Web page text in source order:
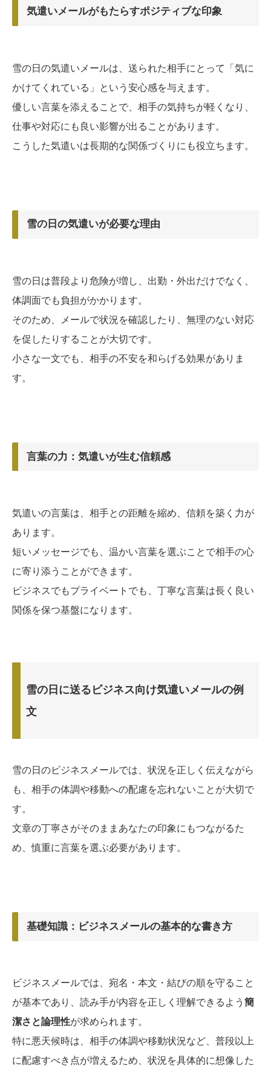
気遣いメールがもたらすポジティブな印象
雪の日の気遣いメールは、送られた相手にとって「気に
かけてくれている」という安心感を与えます。
優しい言葉を添えることで、相手の気持ちが軽くなり、
仕事や対応にも良い影響が出ることがあります。
こうした気遣いは長期的な関係づくりにも役立ちます。
雪の日の気遣いが必要な理由
雪の日は普段より危険が増し、出勤・外出だけでなく、
体調面でも負担がかかります。
そのため、メールで状況を確認したり、無理のない対応
を促したりすることが大切です。
小さな一文でも、相手の不安を和らげる効果がありま
す。
言葉の力：気遣いが生む信頼感
気遣いの言葉は、相手との距離を縮め、信頼を築く力が
あります。
短いメッセージでも、温かい言葉を選ぶことで相手の心
に寄り添うことができます。
ビジネスでもプライベートでも、丁寧な言葉は長く良い
関係を保つ基盤になります。
雪の日に送るビジネス向け気遣いメールの例
文
雪の日のビジネスメールでは、状況を正しく伝えながら
も、相手の体調や移動への配慮を忘れないことが大切で
す。
文章の丁寧さがそのままあなたの印象にもつながるた
め、慎重に言葉を選ぶ必要があります。
基礎知識：ビジネスメールの基本的な書き方
ビジネスメールでは、宛名・本文・結びの順を守ること
が基本であり、読み手が内容を正しく理解できるよう 簡
潔さと論理性が求められます。
特に悪天候時は、相手の体調や移動状況など、普段以上
に配慮すべき点が増えるため、状況を具体的に想像した